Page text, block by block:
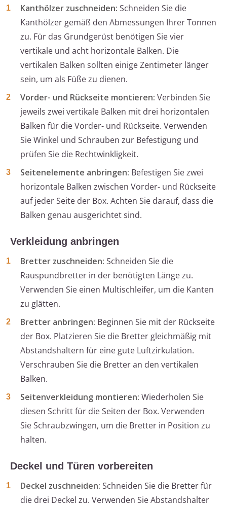
Kanthölzer zuschneiden: Schneiden Sie die
Kanthölzer gemäß den Abmessungen Ihrer Tonnen
zu. Für das Grundgerüst benötigen Sie vier
vertikale und acht horizontale Balken. Die
vertikalen Balken sollten einige Zentimeter länger
sein, um als Füße zu dienen.
Vorder- und Rückseite montieren: Verbinden Sie
jeweils zwei vertikale Balken mit drei horizontalen
Balken für die Vorder- und Rückseite. Verwenden
Sie Winkel und Schrauben zur Befestigung und
prüfen Sie die Rechtwinkligkeit.
Seitenelemente anbringen: Befestigen Sie zwei
horizontale Balken zwischen Vorder- und Rückseite
auf jeder Seite der Box. Achten Sie darauf, dass die
Balken genau ausgerichtet sind.
Verkleidung anbringen
Bretter zuschneiden: Schneiden Sie die
Rauspundbretter in der benötigten Länge zu.
Verwenden Sie einen Multischleifer, um die Kanten
zu glätten.
Bretter anbringen: Beginnen Sie mit der Rückseite
der Box. Platzieren Sie die Bretter gleichmäßig mit
Abstandshaltern für eine gute Luftzirkulation.
Verschrauben Sie die Bretter an den vertikalen
Balken.
Seitenverkleidung montieren: Wiederholen Sie
diesen Schritt für die Seiten der Box. Verwenden
Sie Schraubzwingen, um die Bretter in Position zu
halten.
Deckel und Türen vorbereiten
Deckel zuschneiden: Schneiden Sie die Bretter für
die drei Deckel zu. Verwenden Sie Abstandshalter